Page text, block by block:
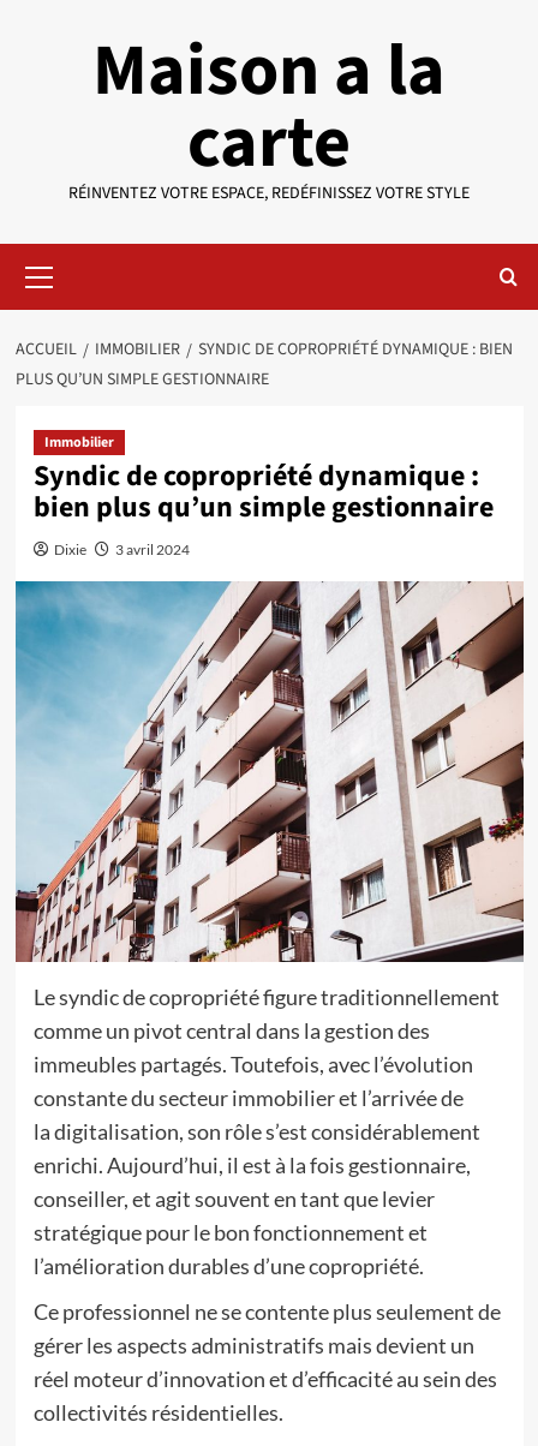
Maison a la
carte
RÉINVENTEZ VOTRE ESPACE, REDÉFINISSEZ VOTRE STYLE
principal
ACCUEIL IMMOBILIER
SYNDIC DE COPROPRIÉTÉ DYNAMIQUE : BIEN
PLUS QU’UN SIMPLE GESTIONNAIRE
Immobilier
Syndic de copropriété dynamique :
bien plus qu’un simple gestionnaire
Dixie 3 avril 2024
Le syndic de copropriété figure traditionnellement
comme un pivot central dans la gestion des
immeubles partagés. Toutefois, avec l’évolution
constante du secteur immobilier et l’arrivée de
la digitalisation, son rôle s’est considérablement
enrichi. Aujourd’hui, il est à la fois gestionnaire,
conseiller, et agit souvent en tant que levier
stratégique pour le bon fonctionnement et
l’amélioration durables d’une copropriété.
Ce professionnel ne se contente plus seulement de
gérer les aspects administratifs mais devient un
réel moteur d’innovation et d’efficacité au sein des
collectivités résidentielles.